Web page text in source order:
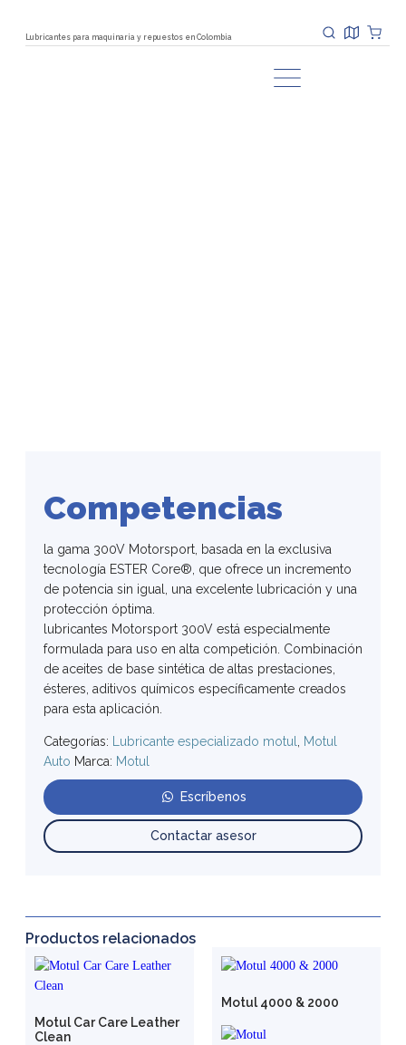
Lubricantes para maquinaria y repuestos en Colombia
Competencias
la gama 300V Motorsport, basada en la exclusiva
tecnología ESTER Core®, que ofrece un incremento
de potencia sin igual, una excelente lubricación y una
protección óptima.
lubricantes Motorsport 300V está especialmente
formulada para uso en alta competición. Combinación
de aceites de base sintética de altas prestaciones,
ésteres, aditivos químicos específicamente creados
para esta aplicación.
Categorías: Lubricante especializado motul
Motul
Auto Marca: Motul
Escríbenos
Contactar asesor
Productos relacionados
Motul Car Care Leather
Clean
Motul 4000 & 2000